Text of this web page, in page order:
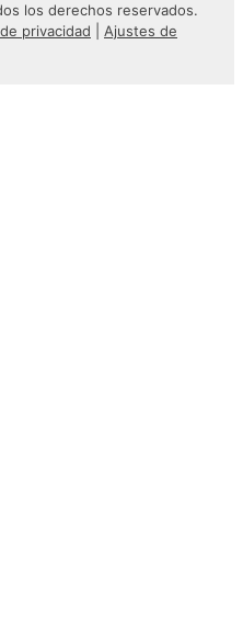
los derechos reservados.
privacidad
Ajustes de